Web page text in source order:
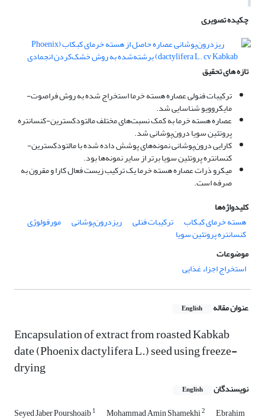
چکیده تصویری
تازه های تحقیق
ترکیبات فنولی عصاره هسته خرما استخراج شده به روش فراصوت-
مایکروویو شناسایی شد.
عصاره هسته خرما به کمک نسبت‌های مختلف مالتودکسترین-کنسانتره
پروتئین سویا درون‌پوشانی شد.
کارایی درون‌پوشانی نمونه‌های پوشش داده شده با مالتودکسترین-
کنسانتره پروتئین سویا برتر از سایر نمونه‌ها بود.
میکرو ذرات عصاره هسته خرما یک ترکیب زیست فعال کارا و مقرون به
صرفه است.
کلیدواژه‌ها
هسته خرمای کبکاب
ترکیبات فنلی ریزدرون‌پوشانی مورفولوژی
کنسانتره پروتئین سویا
موضوعات
استخراج اجزاء غذایی
عنوان مقاله English
Encapsulation of extract from roasted Kabkab
date (Phoenix dactylifera L.) seed using freeze-
drying
نویسندگان English
Seyed Jaber Pourshoaib1 Mohammad Amin Shamekhi2 Ebrahim